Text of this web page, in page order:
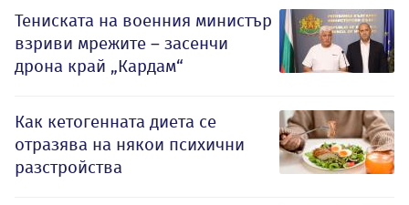
Тениската на военния министър
взриви мрежите – засенчи
дрона край „Кардам“
Как кетогенната диета се
отразява на някои психични
разстройства